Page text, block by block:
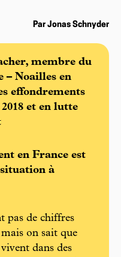
Par Jonas Schnyder
membre du
– Noailles en
effondrements
et en lutte
en France est
à
pas de chiffres
on sait que
dans des